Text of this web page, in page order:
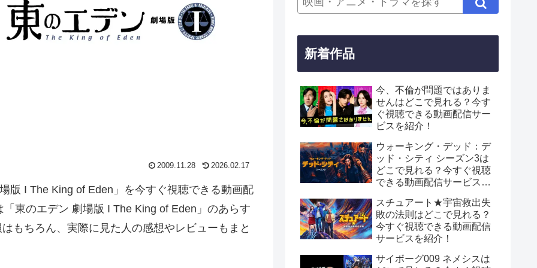
2009.11.28 2026.02.17
版 I The King of Eden」を今すぐ視聴できる動画配
東のエデン 劇場版 I The King of Eden」のあらす
もちろん、実際に見た人の感想やレビューもまと
新着作品
今、不倫が問題ではありま
せんはどこで見れる？今す
ぐ視聴できる動画配信サー
ビスを紹介！
ウォーキング・デッド：デ
ッド・シティ シーズン3は
どこで見れる？今すぐ視聴
できる動画配信サービスを
スチュアート★宇宙救出失
敗の法則はどこで見れる？
今すぐ視聴できる動画配信
サービスを紹介！
サイボーグ009 ネメシスは